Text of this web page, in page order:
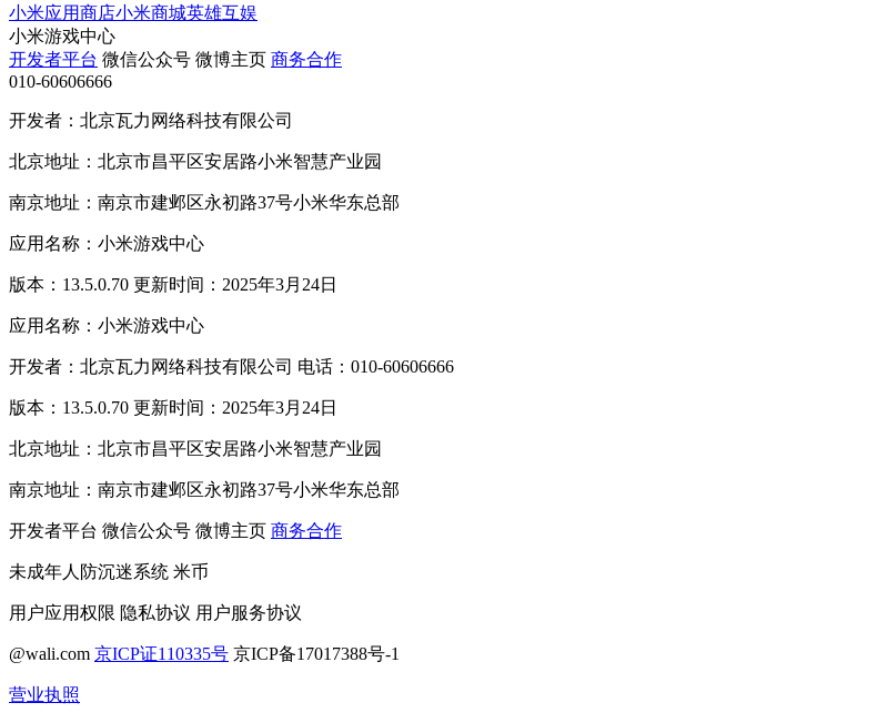
小米应用商店小米商城英雄互娱
小米游戏中心
开发者平台 微信公众号 微博主页 商务合作
010-60606666
开发者：北京瓦力网络科技有限公司
北京地址：北京市昌平区安居路小米智慧产业园
南京地址：南京市建邺区永初路37号小米华东总部
应用名称：小米游戏中心
版本：13.5.0.70 更新时间：2025年3月24日
应用名称：小米游戏中心
开发者：北京瓦力网络科技有限公司 电话：010-60606666
版本：13.5.0.70 更新时间：2025年3月24日
北京地址：北京市昌平区安居路小米智慧产业园
南京地址：南京市建邺区永初路37号小米华东总部
开发者平台 微信公众号 微博主页 商务合作
未成年人防沉迷系统 米币
用户应用权限 隐私协议 用户服务协议
@wali.com 京ICP证110335号 京ICP备17017388号-1
营业执照